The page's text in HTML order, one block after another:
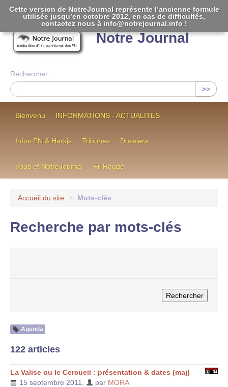
Notre Journal
Rechercher :
>>
Bienvenu INFORMATIONS - ACTUALITES
Infos PN & Harkis Tribunes Dossiers
Vous et NotreJournal Fil Rouge
Accueil du site > Mots-clés
Recherche par mots-clés
Agenda
122 articles
La Valise ou le Cercueil : présentation & dates (maj)
15 septembre 2011
par MORA
Cette version de NotreJournal représente l’ancienne formule
utilisée jusqu’en octobre 2012, en cas de difficultés,
contactez nous à info@notrejournal.info !